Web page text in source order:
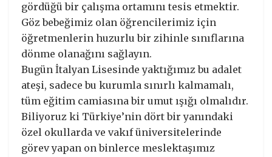
gördüğü bir çalışma ortamını tesis etmektir.
Göz bebeğimiz olan öğrencilerimiz için
öğretmenlerin huzurlu bir zihinle sınıflarına
dönme olanağını sağlayın.
Bugün İtalyan Lisesinde yaktığımız bu adalet
ateşi, sadece bu kurumla sınırlı kalmamalı,
tüm eğitim camiasına bir umut ışığı olmalıdır.
Biliyoruz ki Türkiye’nin dört bir yanındaki
özel okullarda ve vakıf üniversitelerinde
görev yapan on binlerce meslektaşımız